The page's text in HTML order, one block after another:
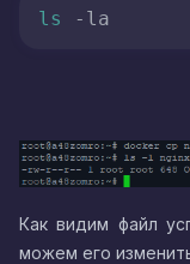
ls
Как видим файл
можем его